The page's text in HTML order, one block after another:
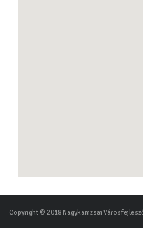
Copyright © 2018 Nagykanizsai